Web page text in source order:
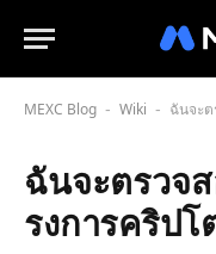
MEXC Blog - Wiki - ฉันจะต
ฉันจะตรวจ
รงการคริปโ